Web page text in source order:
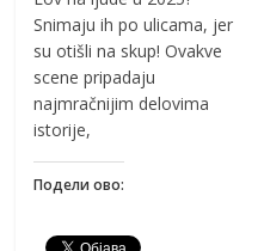
Snimaju ih po ulicama, jer
su otišli na skup! Ovakve
scene pripadaju
najmračnijim delovima
istorije,
Подели ово: